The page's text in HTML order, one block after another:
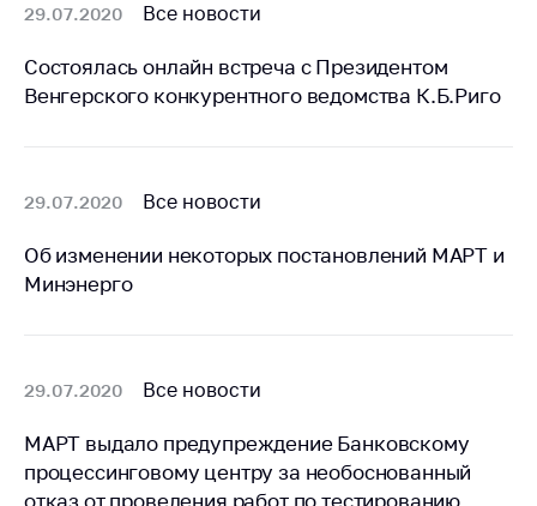
деятельность в
Защита
данных
Новости
Личный прием
Прямaя телефоннaя
линия
29.07.2020 Все новости
Состоялась онлайн встреча с Президентом
Венгерского конкурентного ведомства К.Б.Риго
29.07.2020 Все новости
Об изменении некоторых постановлений МАРТ и
Минэнерго
29.07.2020 Все новости
МАРТ выдало предупреждение Банковскому
процессинговому центру за необоснованный
отказ от проведения работ по тестированию